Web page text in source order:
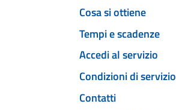
Cosa si ottiene
Tempi e scadenze
Accedi al servizio
Condizioni di servizio
Contatti